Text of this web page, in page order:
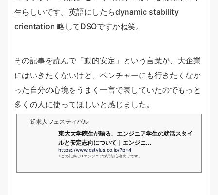
生らしいです。英語にしたらdynamic stability
orientation 略してDSOですかね笑。
その記事を読んで「動的安定」という言葉が、大企業
にはいきたくないけど、ベンチャーにも行きたくなか
った自分の心境をうまく一言で表していたのでもっと
多くの人に使ってほしいと感じました。
逆求人フェスティバル
東大大学院生が語る、エンジニア学生の就活スタイ
ルと安定志向について｜エンジニ...
https://www.gstylus.co.jp/?p=4
※この記事はITエンジニア採用初心者向けです。